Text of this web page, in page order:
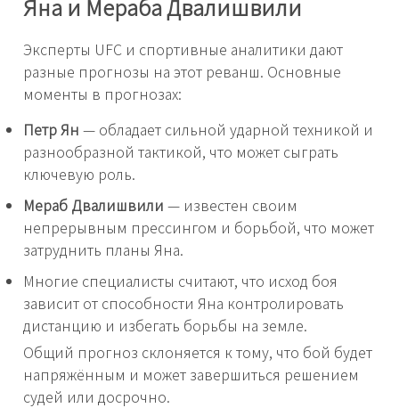
Яна и Мераба Двалишвили
Эксперты UFC и спортивные аналитики дают
разные прогнозы на этот реванш. Основные
моменты в прогнозах:
Петр Ян — обладает сильной ударной техникой и
разнообразной тактикой, что может сыграть
ключевую роль.
Мераб Двалишвили — известен своим
непрерывным прессингом и борьбой, что может
затруднить планы Яна.
Многие специалисты считают, что исход боя
зависит от способности Яна контролировать
дистанцию и избегать борьбы на земле.
Общий прогноз склоняется к тому, что бой будет
напряжённым и может завершиться решением
судей или досрочно.